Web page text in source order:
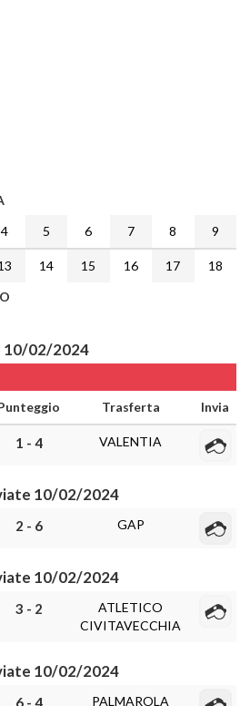
4 5 6 7 8 9
14 15 16 17
18
10/02/2024
Trasferta Invia
1 - 4 VALENTIA
10/02/2024
2 - 6 GAP
10/02/2024
3 - 2
ATLETICO
CIVITAVECCHIA
10/02/2024
6 - 4
PALMAROLA